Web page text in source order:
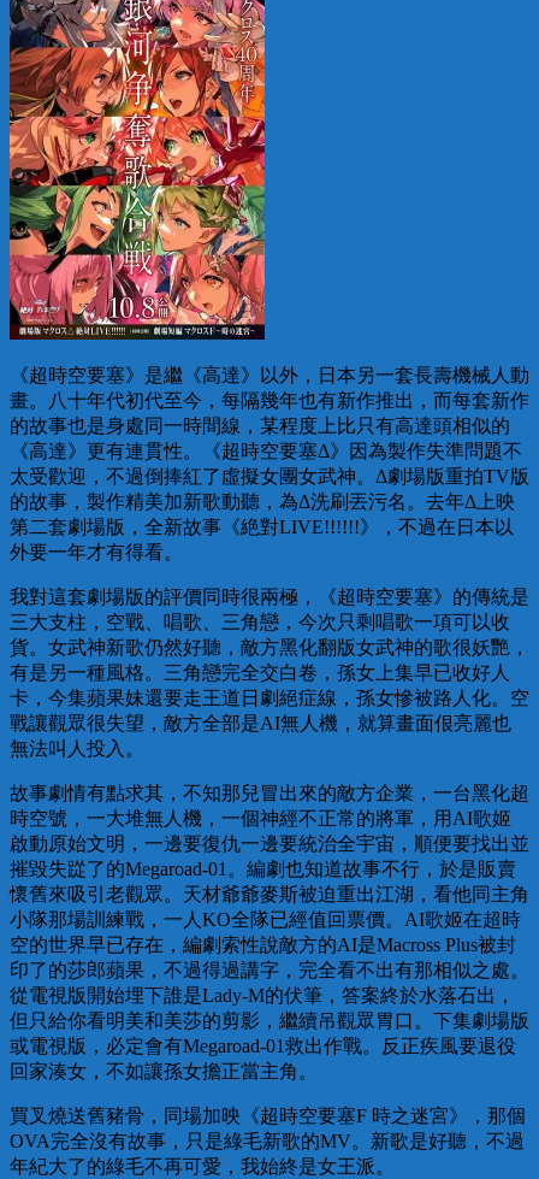
《超時空要塞》是繼《高達》以外，日本另一套長壽機械人動
畫。八十年代初代至今，每隔幾年也有新作推出，而每套新作
的故事也是身處同一時間線，某程度上比只有高達頭相似的
《高達》更有連貫性。《超時空要塞Δ》因為製作失準問題不
太受歡迎，不過倒捧紅了虛擬女團女武神。Δ劇場版重拍TV版
的故事，製作精美加新歌動聽，為Δ洗刷丟污名。去年Δ上映
第二套劇場版，全新故事《絶對LIVE!!!!!!》，不過在日本以
外要一年才有得看。
我對這套劇場版的評價同時很兩極，《超時空要塞》的傳統是
三大支柱，空戰、唱歌、三角戀，今次只剩唱歌一項可以收
貨。女武神新歌仍然好聽，敵方黑化翻版女武神的歌很妖艷，
有是另一種風格。三角戀完全交白卷，孫女上集早已收好人
卡，今集蘋果妹還要走王道日劇絕症線，孫女慘被路人化。空
戰讓觀眾很失望，敵方全部是AI無人機，就算畫面佷亮麗也
無法叫人投入。
故事劇情有點求其，不知那兒冒出來的敵方企業，一台黑化超
時空號，一大堆無人機，一個神經不正常的將軍，用AI歌姬
啟動原始文明，一邊要復仇一邊要統治全宇宙，順便要找出並
摧毀失踨了的Megaroad-01。編劇也知道故事不行，於是販賣
懷舊來吸引老觀眾。天材爺爺麥斯被迫重出江湖，看他同主角
小隊那場訓練戰，一人KO全隊已經值回票價。AI歌姬在超時
空的世界早已存在，編劇索性說敵方的AI是Macross Plus被封
印了的莎郎蘋果，不過得過講字，完全看不出有那相似之處。
從電視版開始埋下誰是Lady-M的伏筆，答案終於水落石出，
但只給你看明美和美莎的剪影，繼續吊觀眾胃口。下集劇場版
或電視版，必定會有Megaroad-01救出作戰。反正疾風要退役
回家湊女，不如讓孫女擔正當主角。
買叉燒送舊豬骨，同場加映《超時空要塞F 時之迷宮》，那個
OVA完全沒有故事，只是綠毛新歌的MV。新歌是好聽，不過
年紀大了的綠毛不再可愛，我始終是女王派。